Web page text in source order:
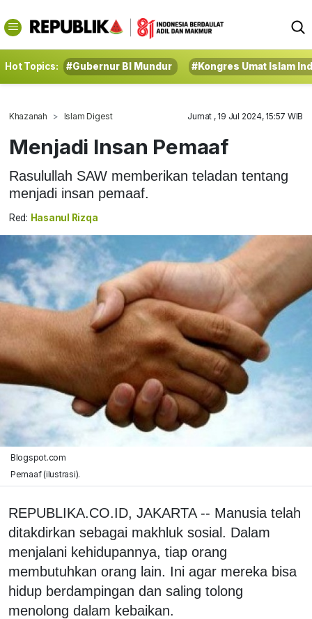
Hot Topics: #Gubernur BI Mundur #Kongres Umat Islam
Khazanah Islam Digest Jumat , 19 Jul 2024, 15:57 WIB
Menjadi Insan Pemaaf
Rasulullah SAW memberikan teladan tentang
menjadi insan pemaaf.
Red: Hasanul Rizqa
Blogspot.com
Pemaaf (ilustrasi).
REPUBLIKA.CO.ID, JAKARTA -- Manusia telah
ditakdirkan sebagai makhluk sosial. Dalam
menjalani kehidupannya, tiap orang
membutuhkan orang lain. Ini agar mereka bisa
hidup berdampingan dan saling tolong
menolong dalam kebaikan.